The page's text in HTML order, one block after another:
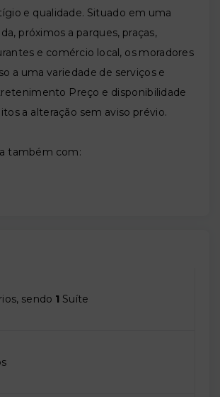
e qualidade. Situado em uma
próximos a parques, praças,
e comércio local, os moradores
a uma variedade de serviços e
Preço e disponibilidade
a alteração sem aviso prévio.
também com:
sendo 1 Suíte